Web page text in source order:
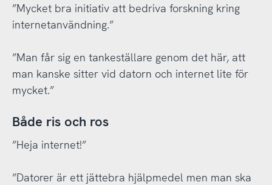
”Mycket bra initiativ att bedriva forskning kring
internetanvändning.”
”Man får sig en tankeställare genom det här, att
man kanske sitter vid datorn och internet lite för
mycket.”
Både ris och ros
”Heja internet!”
”Datorer är ett jättebra hjälpmedel men man ska